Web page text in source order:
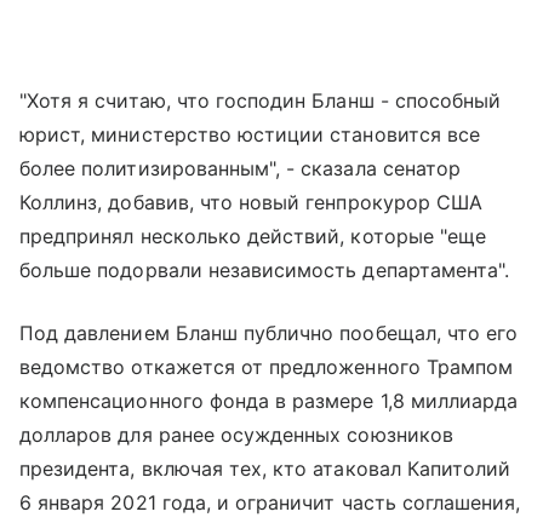
"Хотя я считаю, что господин Бланш - способный
юрист, министерство юстиции становится все
более политизированным", - сказала сенатор
Коллинз, добавив, что новый генпрокурор США
предпринял несколько действий, которые "еще
больше подорвали независимость департамента".
Под давлением Бланш публично пообещал, что его
ведомство откажется от предложенного Трампом
компенсационного фонда в размере 1,8 миллиарда
долларов для ранее осужденных союзников
президента, включая тех, кто атаковал Капитолий
6 января 2021 года, и ограничит часть соглашения,